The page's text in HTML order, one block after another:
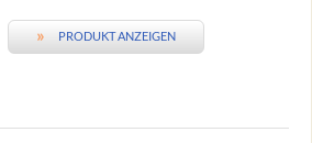
» PRODUKT ANZEIGEN